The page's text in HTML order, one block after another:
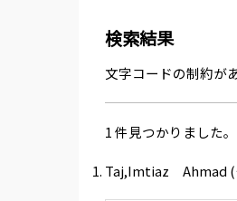
検索結果
文字コードの制約が
1 件見つかりました。
Taj,Imtiaz Ahmad (